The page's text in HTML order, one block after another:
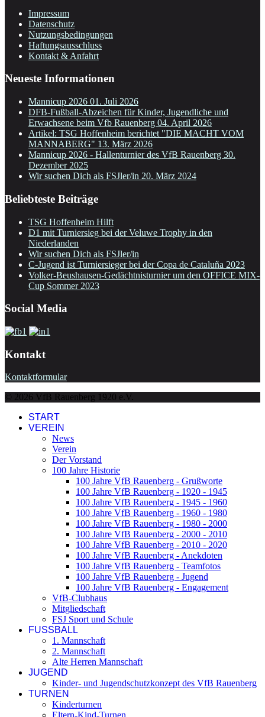
Impressum
Datenschutz
Nutzungsbedingungen
Haftungsausschluss
Kontakt & Anfahrt
Neueste Informationen
Mannicup 2026 01. Juli 2026
DFB-Fußball-Abzeichen für Kinder, Jugendliche und
Erwachsene beim Vfb Rauenberg 04. April 2026
Artikel: TSG Hoffenheim berichtet "DIE MACHT VOM
MANNABERG" 13. März 2026
Mannicup 2026 - Hallenturnier des VfB Rauenberg 30.
Dezember 2025
Wir suchen Dich als FSJler/in 20. März 2024
Beliebteste Beiträge
TSG Hoffenheim Hilft
D1 mit Turniersieg bei der Veluwe Trophy in den
Niederlanden
Wir suchen Dich als FSJler/in
C-Jugend ist Turniersieger bei der Copa de Cataluña 2023
Volker-Beushausen-Gedächtnisturnier um den OFFICE MIX-
Cup Sommer 2023
Social Media
Kontakt
Kontaktformular
© 2026 VfB Rauenberg 1920 e.V.
START
VEREIN
News
Verein
Der Vorstand
100 Jahre Historie
100 Jahre VfB Rauenberg - Grußworte
100 Jahre VfB Rauenberg - 1920 - 1945
100 Jahre VfB Rauenberg - 1945 - 1960
100 Jahre VfB Rauenberg - 1960 - 1980
100 Jahre VfB Rauenberg - 1980 - 2000
100 Jahre VfB Rauenberg - 2000 - 2010
100 Jahre VfB Rauenberg - 2010 - 2020
100 Jahre VfB Rauenberg - Anekdoten
100 Jahre VfB Rauenberg - Teamfotos
100 Jahre VfB Rauenberg - Jugend
100 Jahre VfB Rauenberg - Engagement
VfB-Clubhaus
Mitgliedschaft
FSJ Sport und Schule
FUSSBALL
1. Mannschaft
2. Mannschaft
Alte Herren Mannschaft
JUGEND
Kinder- und Jugendschutzkonzept des VfB Rauenberg
TURNEN
Kinderturnen